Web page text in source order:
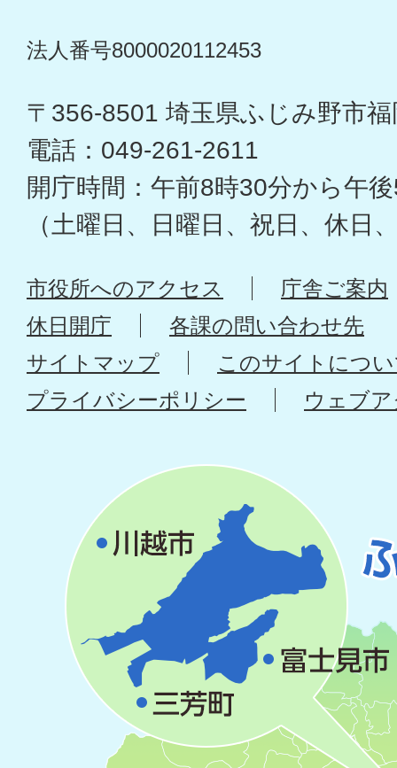
法人番号8000020112453
〒356-8501 埼玉県ふじみ野市
電話：049-261-2611
開庁時間：午前8時30分から午
（土曜日、日曜日、祝日、休日
市役所へのアクセス
庁舎ご案内
休日開庁
各課の問い合わせ先
サイトマップ
このサイトにつ
プライバシーポリシー
ウェブ